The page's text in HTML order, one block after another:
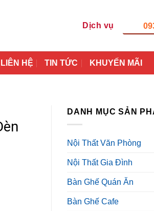
Dịch vụ
LIÊN HỆ TIN TỨC KHUYẾN MÃI
DANH MỤC SẢN
Nội Thất Văn Phòng
Nội Thất Gia Đình
Bàn Ghế Quán Ăn
Bàn Ghế Cafe